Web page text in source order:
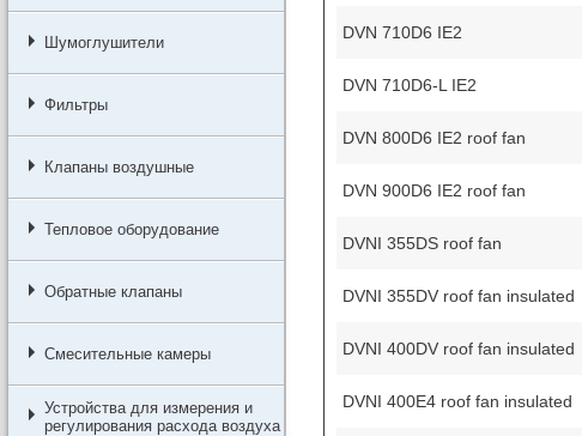
Шумоглушители
Фильтры
Клапаны воздушные
Тепловое оборудование
Обратные клапаны
Смесительные камеры
Устройства для измерения и
регулирования расхода воздуха
DVN 710D6 IE2
DVN 710D6-L IE2
DVN 800D6 IE2 roof fan
DVN 900D6 IE2 roof fan
DVNI 355DS roof fan
DVNI 355DV roof fan insulated
DVNI 400DV roof fan insulated
DVNI 400E4 roof fan insulated